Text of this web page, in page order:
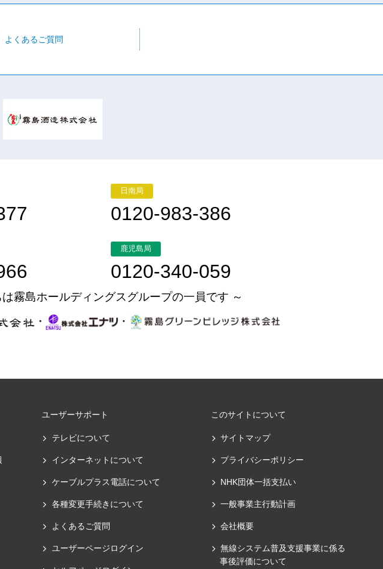
よくあるご質問
日南局
0120-983-386
鹿児島局
0120-340-059
は霧島ホールディングスグループの一員です ～
・
・
ユーザーサポート
テレビについて
インターネットについて
ケーブルプラス電話について
各種変更手続きについて
よくあるご質問
ユーザーページログイン
このサイトについて
サイトマップ
プライバシーポリシー
NHK団体一括支払い
一般事業主行動計画
会社概要
無線システム普及支援事業に係る
事後評価について